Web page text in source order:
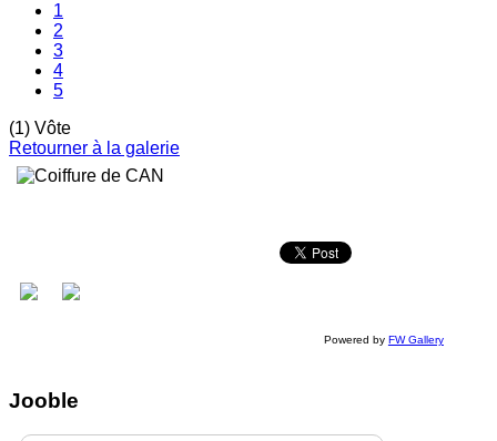
1
2
3
4
5
(1) Vôte
Retourner à la galerie
Powered by FW Gallery
Jooble